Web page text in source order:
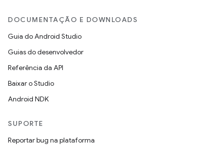
DOCUMENTAÇÃO E DOWNLOADS
Guia do Android Studio
Guias do desenvolvedor
Referência da API
Baixar o Studio
Android NDK
SUPORTE
Reportar bug na plataforma